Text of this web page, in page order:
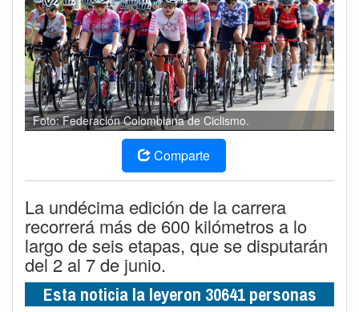
Foto: Federación Colombiana de Ciclismo.
Comparte
La undécima edición de la carrera
recorrerá más de 600 kilómetros a lo
largo de seis etapas, que se disputarán
del 2 al 7 de junio.
Esta noticia la leyeron 30641 personas